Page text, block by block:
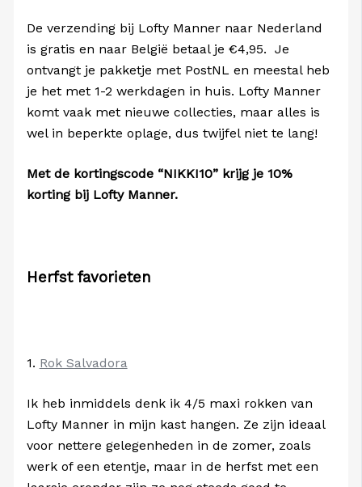
De verzending bij Lofty Manner naar Nederland
is gratis en naar België betaal je €4,95. Je
ontvangt je pakketje met PostNL en meestal heb
je het met 1-2 werkdagen in huis. Lofty Manner
komt vaak met nieuwe collecties, maar alles is
wel in beperkte oplage, dus twijfel niet te lang!
Met de kortingscode “NIKKI10” krijg je 10%
korting bij Lofty Manner.
Herfst favorieten
1. Rok Salvadora
Ik heb inmiddels denk ik 4/5 maxi rokken van
Lofty Manner in mijn kast hangen. Ze zijn ideaal
voor nettere gelegenheden in de zomer, zoals
werk of een etentje, maar in de herfst met een